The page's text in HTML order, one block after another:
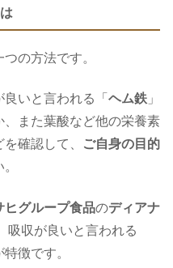
の方法です。
いと言われる「 ヘム鉄 」
また葉酸など他の栄養素
確認して、
ご自身の目的
ヒグループ食品のディアナ
吸収が良いと言われる
徴です。